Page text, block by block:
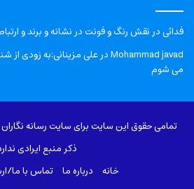
فدائیدرنقش رنگ و فونت در نشانه و برند و
Mohammad javadدرعلی مزینانی:به زودی
می شوم
تمامی حقوق این سایت برای سایت رسانه
ذکر منبع ایرادی
خانه
درباره‌ ما تماس با ما/